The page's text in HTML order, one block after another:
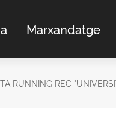
Marxandatge
RUNNING REC